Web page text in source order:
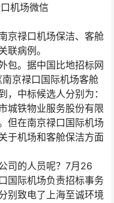
机场微信
京禄口机场保洁、客舱
联病例。
包。据中国比地招标网
京禄口国际机场客舱
，中标候选人分别为：
城铁物业服务股份有限
但在南京禄口国际机场
于机场和客舱保洁方面
司的人员呢？7月26
国际机场负责招标事务
别致电了上海至诚环境